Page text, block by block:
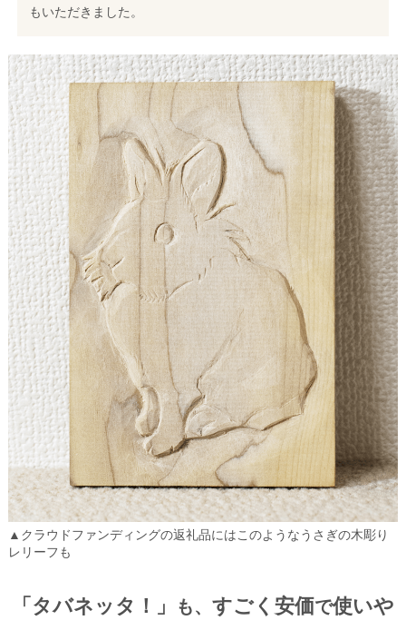
もいただきました。
▲クラウドファンディングの返礼品にはこのようなうさぎの木彫り
レリーフも
「タバネッタ！」 も、 すごく安価で使いや